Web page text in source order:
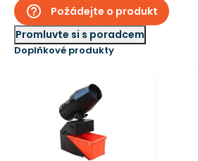
help_outline
Požádejte o produkt
Promluvte si s poradcem
Doplňkové produkty